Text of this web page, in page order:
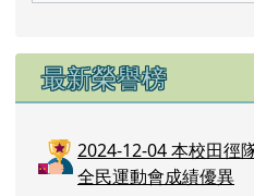
最新榮譽榜
2024-12-04 本校田徑
全民運動會成績優異